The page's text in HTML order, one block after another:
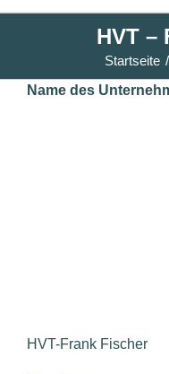
HVT –
Startseite
Name des
HVT-Frank Fischer